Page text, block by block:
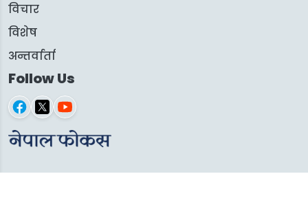
विचार
विशेष
अन्तर्वार्ता
Follow Us